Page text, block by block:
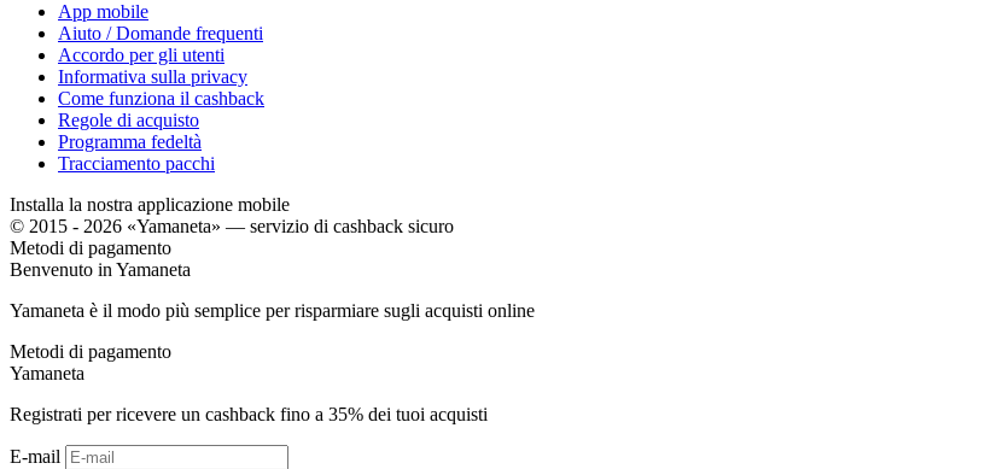
App mobile
Aiuto / Domande frequenti
Accordo per gli utenti
Informativa sulla privacy
Come funziona il cashback
Regole di acquisto
Programma fedeltà
Tracciamento pacchi
Installa la nostra applicazione mobile
© 2015 - 2026 «Yamaneta» — servizio di cashback sicuro
Metodi di pagamento
Benvenuto in Yamaneta
Yamaneta è il modo più semplice per risparmiare sugli acquisti online
Metodi di pagamento
Yamaneta
Registrati per ricevere un cashback fino a 35% dei tuoi acquisti
E-mail